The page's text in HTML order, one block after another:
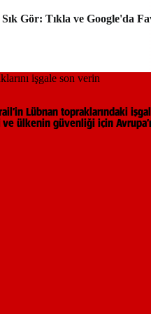
Gör: Tıkla ve Google'da
Lübnan topraklarındaki
ülkenin güvenliği için